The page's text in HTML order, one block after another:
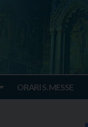
ORARI S. MESSE